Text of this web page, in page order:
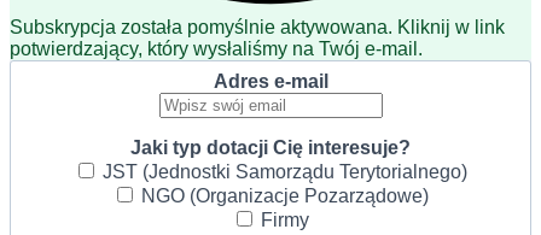
Subskrypcja została pomyślnie aktywowana. Kliknij w link
potwierdzający, który wysłaliśmy na Twój e-mail.
Adres e-mail
Jaki typ dotacji Cię interesuje?
JST (Jednostki Samorządu Terytorialnego)
NGO (Organizacje Pozarządowe)
Firmy